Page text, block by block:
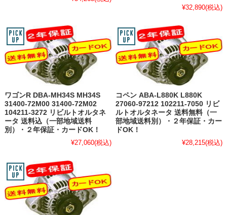
¥32,890(税込)
ワゴンR DBA-MH34S MH34S
31400-72M00 31400-72M02
104211-3272 リビルトオルタネ
ータ 送料込（一部地域送料
別）・２年保証・カードOK！
¥27,060(税込)
コペン ABA-L880K L880K
27060-97212 102211-7050 リビ
ルトオルタネータ 送料無料（一
部地域送料別）・２年保証・カー
ドOK！
¥28,215(税込)